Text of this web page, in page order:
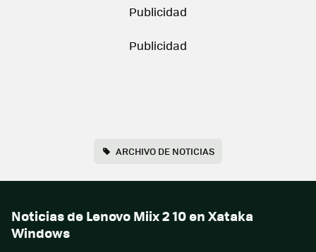
ARCHIVO DE NOTICIAS
Noticias de Lenovo Miix 2 10 en Xataka
Windows